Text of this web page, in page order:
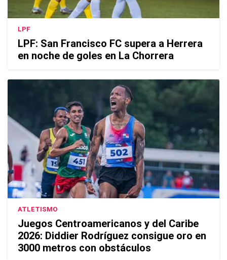
LPF
LPF: San Francisco FC supera a Herrera
en noche de goles en La Chorrera
ATLETISMO
Juegos Centroamericanos y del Caribe
2026: Diddier Rodríguez consigue oro en
3000 metros con obstáculos